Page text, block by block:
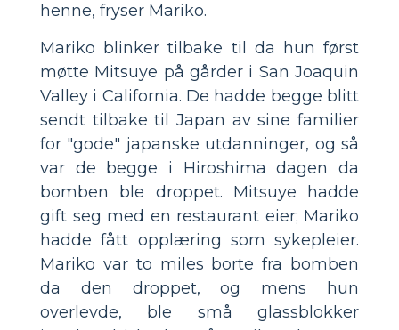
henne, fryser Mariko.
Mariko blinker tilbake til da hun først
møtte Mitsuye på gårder i San Joaquin
Valley i California. De hadde begge blitt
sendt tilbake til Japan av sine familier
for "gode" japanske utdanninger, og så
var de begge i Hiroshima dagen da
bomben ble droppet. Mitsuye hadde
gift seg med en restaurant eier; Mariko
hadde fått opplæring som sykepleier.
Mariko var to miles borte fra bomben
da den droppet, og mens hun
overlevde, ble små glassblokker